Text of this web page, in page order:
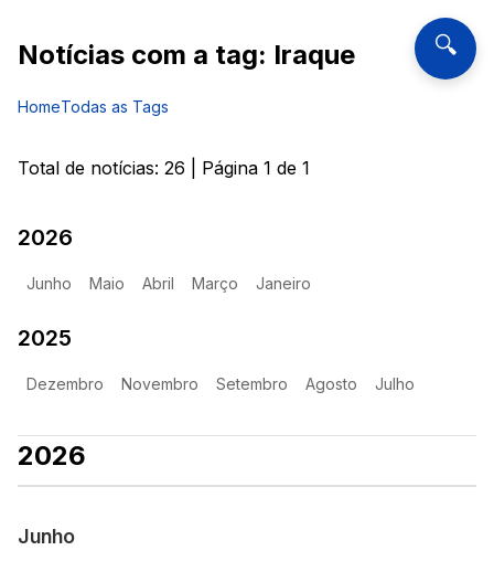
🔍
Notícias com a tag: Iraque
HomeTodas as Tags
Total de notícias: 26 | Página 1 de 1
2026
Junho Maio Abril Março Janeiro
2025
Dezembro Novembro Setembro Agosto Julho
2026
Junho